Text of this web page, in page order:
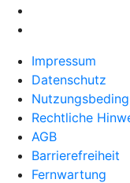
Impressum
Datenschutz
Rechtliche
AGB
Barrierefreiheit
Fernwartung